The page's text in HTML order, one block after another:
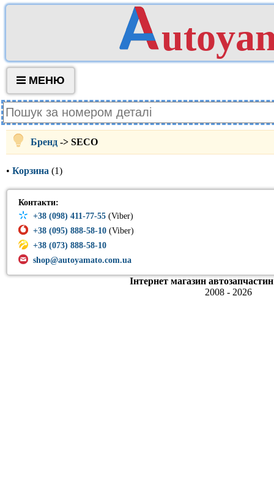
МЕНЮ
Бренд -> SECO
• Корзина (1)
Контакти:
+38 (098) 411-77-55 (Viber)
+38 (095) 888-58-10 (Viber)
+38 (073) 888-58-10
shop@autoyamato.com.ua
Інтернет магазин
2008 - 2026